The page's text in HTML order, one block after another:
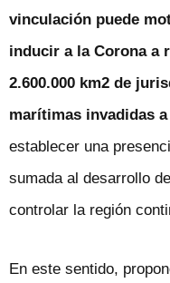
vinculación puede
inducir a la Corona a
2.600.000 km2 de
marítimas invadidas
establecer una
sumada al desarrollo
controlar la región
En este sentido,